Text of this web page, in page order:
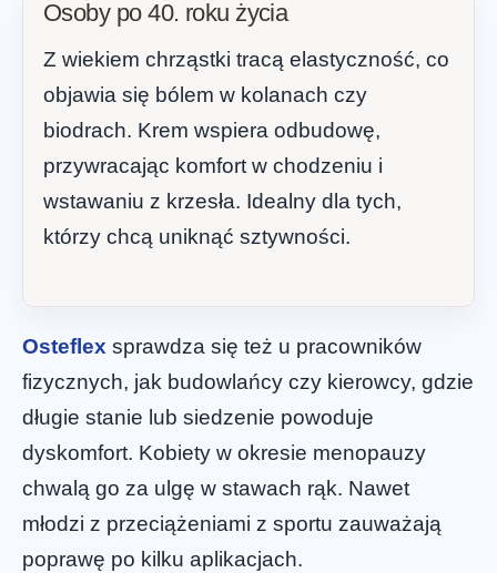
Osoby po 40. roku życia
Z wiekiem chrząstki tracą elastyczność, co
objawia się bólem w kolanach czy
biodrach. Krem wspiera odbudowę,
przywracając komfort w chodzeniu i
wstawaniu z krzesła. Idealny dla tych,
którzy chcą uniknąć sztywności.
Osteflex sprawdza się też u pracowników
fizycznych, jak budowlańcy czy kierowcy, gdzie
długie stanie lub siedzenie powoduje
dyskomfort. Kobiety w okresie menopauzy
chwalą go za ulgę w stawach rąk. Nawet
młodzi z przeciążeniami z sportu zauważają
poprawę po kilku aplikacjach.